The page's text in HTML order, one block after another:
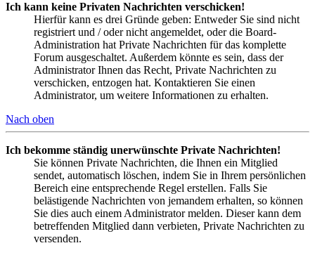
Ich kann keine Privaten Nachrichten verschicken!
Hierfür kann es drei Gründe geben: Entweder Sie sind nicht
registriert und / oder nicht angemeldet, oder die Board-
Administration hat Private Nachrichten für das komplette
Forum ausgeschaltet. Außerdem könnte es sein, dass der
Administrator Ihnen das Recht, Private Nachrichten zu
verschicken, entzogen hat. Kontaktieren Sie einen
Administrator, um weitere Informationen zu erhalten.
Nach oben
Ich bekomme ständig unerwünschte Private Nachrichten!
Sie können Private Nachrichten, die Ihnen ein Mitglied
sendet, automatisch löschen, indem Sie in Ihrem persönlichen
Bereich eine entsprechende Regel erstellen. Falls Sie
belästigende Nachrichten von jemandem erhalten, so können
Sie dies auch einem Administrator melden. Dieser kann dem
betreffenden Mitglied dann verbieten, Private Nachrichten zu
versenden.